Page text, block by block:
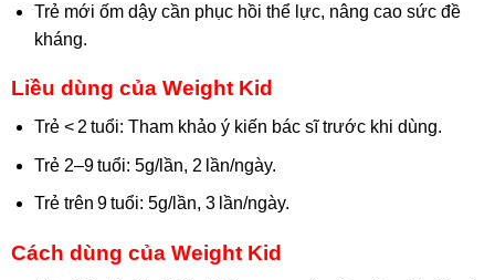
Trẻ mới ốm dậy cần phục hồi thể lực, nâng cao sức đề
kháng.
Liều dùng của Weight Kid
Trẻ < 2 tuổi: Tham khảo ý kiến bác sĩ trước khi dùng.
Trẻ 2–9 tuổi: 5g/lần, 2 lần/ngày.
Trẻ trên 9 tuổi: 5g/lần, 3 lần/ngày.
Cách dùng của Weight Kid